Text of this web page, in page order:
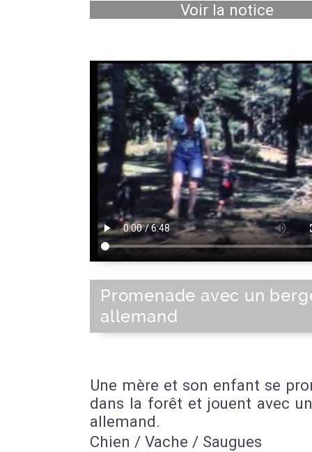
Voir la notice
Promenade avec un
allemand
Une mère et son enfant se
dans la forêt et jouent avec
allemand.
Chien / Vache / Saugues